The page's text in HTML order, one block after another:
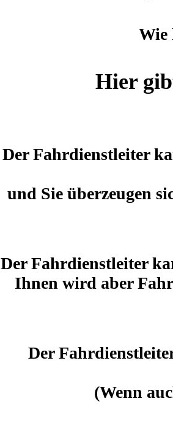
Wie
Hier
Der Fahrdienstleiter
und Sie überzeugen
Der Fahrdienstleiter
Ihnen wird aber
Der
(Wenn